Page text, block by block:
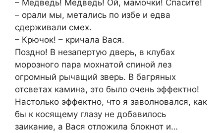
– Медведь! Медведь! Ой, мамочки! Спасите!
– орали мы, метались по избе и едва
сдерживали смех.
– Крючок! – кричала Вася.
Поздно! В незапертую дверь, в клубах
морозного пара мохнатой спиной лез
огромный рычащий зверь. В багряных
отсветах камина, это было очень эффектно!
Настолько эффектно, что я заволновался, как
бы к косящему глазу не добавилось
заикание, а Вася отложила блокнот и…